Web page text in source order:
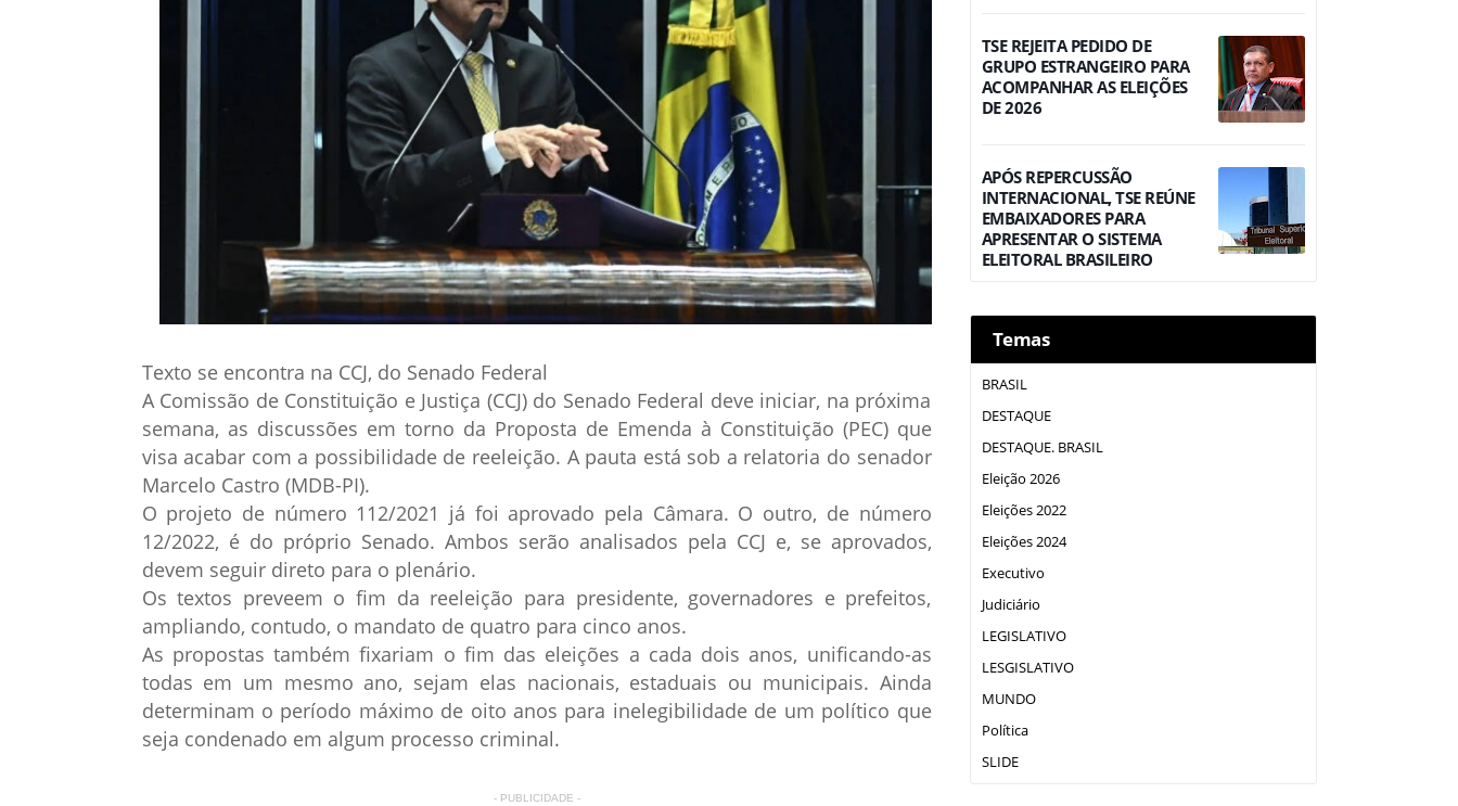
Texto se encontra na CCJ, do Senado Federal
A Comissão de Constituição e Justiça (CCJ) do Senado Federal deve iniciar, na próxima
semana, as discussões em torno da Proposta de Emenda à Constituição (PEC) que
visa acabar com a possibilidade de reeleição. A pauta está sob a relatoria do senador
Marcelo Castro (MDB-PI).
O projeto de número 112/2021 já foi aprovado pela Câmara. O outro, de número
12/2022, é do próprio Senado. Ambos serão analisados pela CCJ e, se aprovados,
devem seguir direto para o plenário.
Os textos preveem o fim da reeleição para presidente, governadores e prefeitos,
ampliando, contudo, o mandato de quatro para cinco anos.
As propostas também fixariam o fim das eleições a cada dois anos, unificando-as
todas em um mesmo ano, sejam elas nacionais, estaduais ou municipais. Ainda
determinam o período máximo de oito anos para inelegibilidade de um político que
seja condenado em algum processo criminal.
- PUBLICIDADE -
TSE REJEITA PEDIDO DE
GRUPO ESTRANGEIRO PARA
ACOMPANHAR AS ELEIÇÕES
DE 2026
APÓS REPERCUSSÃO
INTERNACIONAL, TSE REÚNE
EMBAIXADORES PARA
APRESENTAR O SISTEMA
ELEITORAL BRASILEIRO
Temas
BRASIL
DESTAQUE
DESTAQUE. BRASIL
Eleição 2026
Eleições 2022
Eleições 2024
Executivo
Judiciário
LEGISLATIVO
LESGISLATIVO
MUNDO
Política
SLIDE